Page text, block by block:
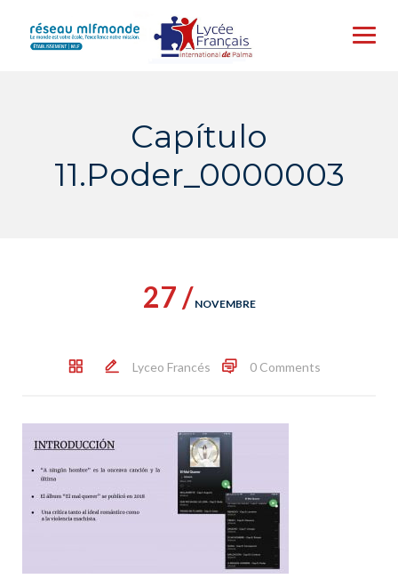
content
Capítulo
11.Poder_0000003
27 / NOVEMBRE
Lyceo Francés 0 Comments